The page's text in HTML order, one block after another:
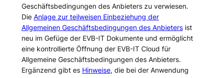
Geschäftsbedingungen des Anbieters zu verwiesen.
Die Anlage zur teilweisen Einbeziehung der
Allgemeinen Geschäftsbedingungen des Anbietersist
neu im Gefüge der EVB-IT Dokumente und ermöglicht
eine kontrollierte Öffnung der EVB-IT Cloud für
Allgemeine Geschäftsbedingungen des Anbieters.
Ergänzend gibt es Hinweise, die bei der Anwendung